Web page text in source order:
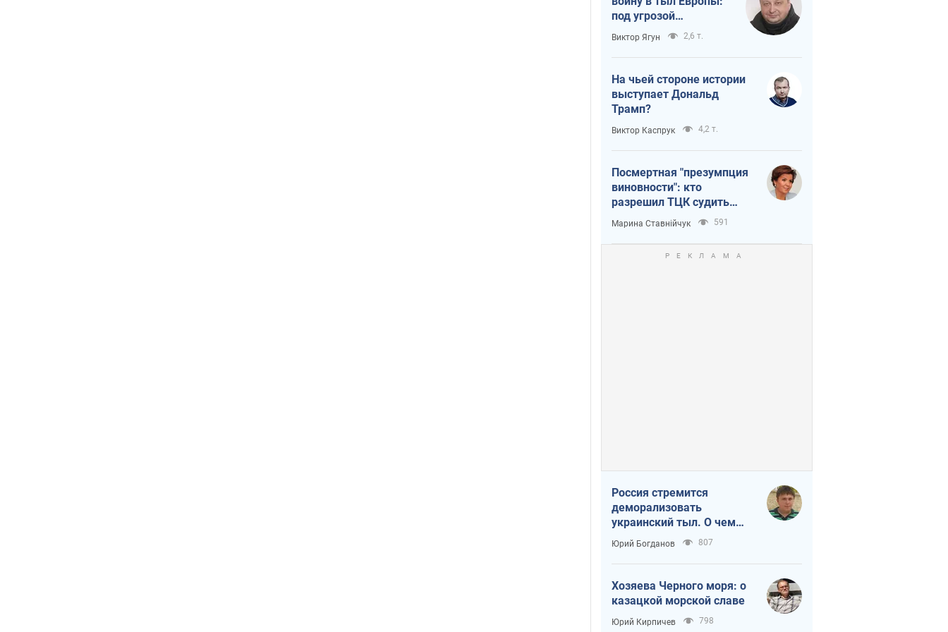
под угрозой
критическая
логистика
Виктор Ягун 2,6 т.
На чьей стороне истории
выступает Дональд
Трамп?
Виктор Каспрук 4,2 т.
Посмертная "презумпция
виновности": кто
разрешил ТЦК судить
погибших защитников
Марина Ставнійчук 591
Россия стремится
деморализовать
украинский тыл. О чем
стоит себе напомнить
Юрий Богданов 807
Хозяева Черного моря: о
казацкой морской славе
Юрий Кирпичев 798